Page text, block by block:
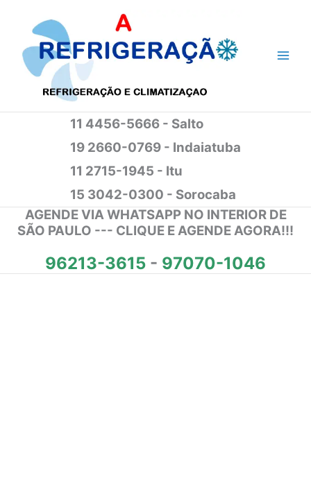
conteúdo
11 4456-5666 - Salto
19 2660-0769 - Indaiatuba
11 2715-1945 - Itu
15 3042-0300 - Sorocaba
AGENDE VIA WHATSAPP NO INTERIOR DE
SÃO PAULO --- CLIQUE E AGENDE AGORA!!!
96213-3615 - 97070-1046